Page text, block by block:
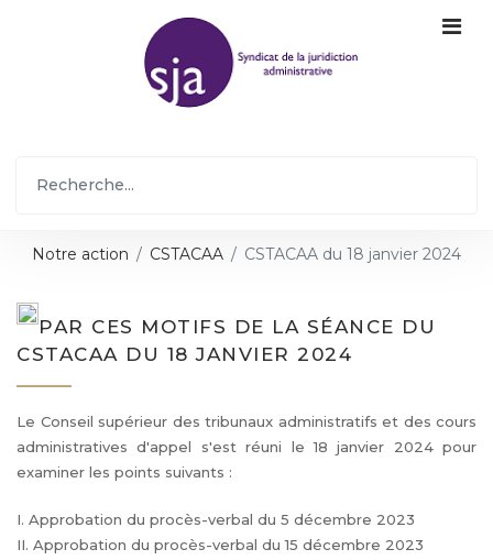
Notre action CSTACAA CSTACAA du 18 janvier 2024
PAR CES MOTIFS DE LA SÉANCE DU
CSTACAA DU 18 JANVIER 2024
Le Conseil supérieur des tribunaux administratifs et des cours
administratives d'appel s'est réuni le 18 janvier 2024 pour
examiner les points suivants :
I. Approbation du procès-verbal du 5 décembre 2023
II. Approbation du procès-verbal du 15 décembre 2023